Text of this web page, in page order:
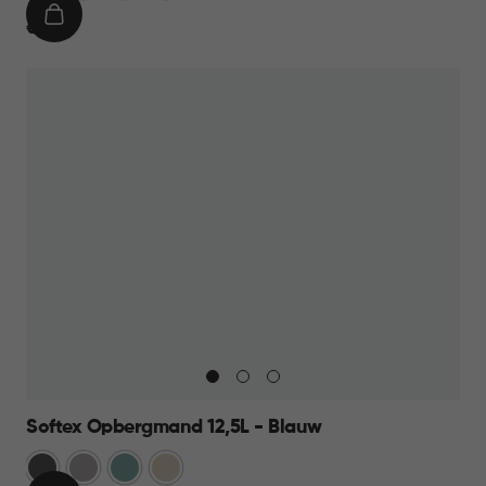
€
€ 8,95
IN
Softex Opbergmand 12,5L - Blauw
Antraciet
TaupeBlauwBeige